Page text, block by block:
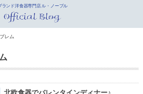
ランド洋食器専門店 ル・ノーブル
レム
北欧食器でバレンタインディナー♪